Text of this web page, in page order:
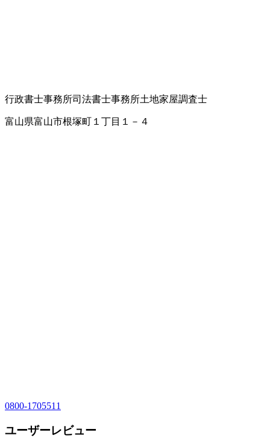
行政書士事務所司法書士事務所土地家屋調査士
富山県富山市根塚町１丁目１－４
0800-1705511
ユーザーレビュー